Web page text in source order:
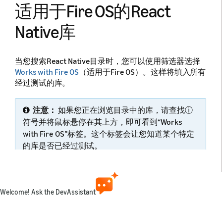
适用于Fire OS的React
Native库
当您搜索React Native目录时，您可以使用筛选器选择
Works with Fire OS （适用于Fire OS）。这样将填入所有
经过测试的库。
注意： 如果您正在浏览目录中的库，请查找ⓘ
符号并将鼠标悬停在其上方，即可看到“Works
with Fire OS”标签。这个标签会让您知道某个特定
的库是否已经过测试。
Android与Fire OS的兼容性
Welcome! Ask the DevAssistant